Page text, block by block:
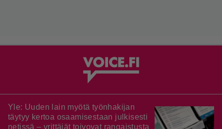
Yle: Uuden lain myötä työnhakijan
täytyy kertoa osaamisestaan julkisesti
netissä – yrittäjät toivovat rangaistusta